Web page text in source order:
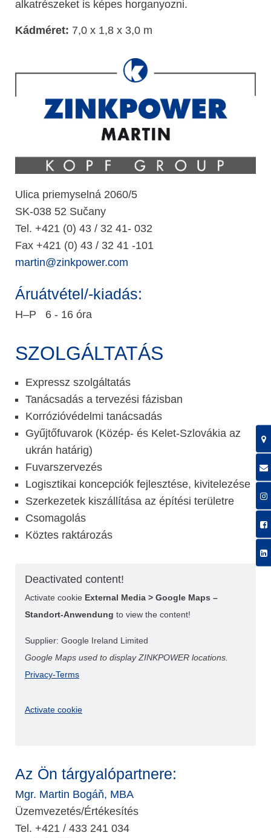
alkatrészeket is képes horganyozni.
Kádméret: 7,0 x 1,8 x 3,0 m
Ulica priemyselná 2060/5
SK-038 52 Sučany
Tel. +421 (0) 43 / 32 41- 032
Fax +421 (0) 43 / 32 41 -101
martin@zinkpower.com
Áruátvétel/-kiadás:
H–P 6 - 16 óra
SZOLGÁLTATÁS
Expressz szolgáltatás
Tanácsadás a tervezési fázisban
Korrózióvédelmi tanácsadás
Gyűjtőfuvarok (Közép- és Kelet-Szlovákia az
ukrán határig)
Fuvarszervezés
Logisztikai koncepciók fejlesztése, kivitelezése
Szerkezetek kiszállítása az építési területre
Csomagolás
Köztes raktározás
Deactivated content!
Activate cookie External Media > Google Maps –
Standort-Anwendung to view the content!
Supplier: Google Ireland Limited
Google Maps used to display ZINKPOWER locations.
Privacy-Terms
Activate cookie
Az Ön tárgyalópartnere:
Mgr. Martin Bogáň, MBA
Üzemvezetés/Értékesítés
Tel. +421 / 433 241 034